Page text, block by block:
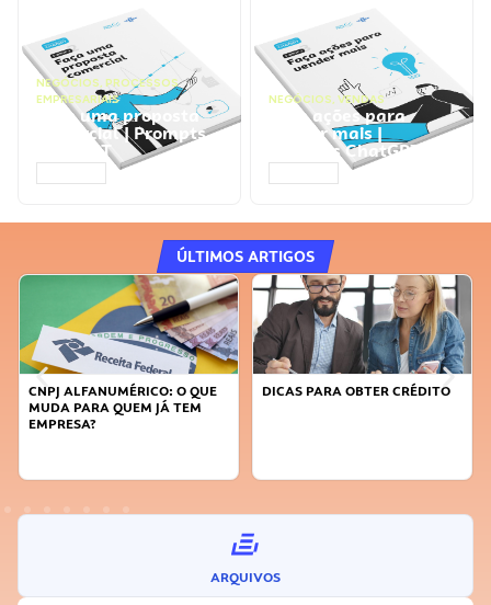
NEGÓCIOS, PROCESSOS
EMPRESARIAIS
Faça uma proposta
comercial | Prompts
ChatGPT
NEGÓCIOS, VENDAS
Faça ações para
vender mais |
Prompts ChatGPT
ÚLTIMOS ARTIGOS
CNPJ ALFANUMÉRICO: O QUE
MUDA PARA QUEM JÁ TEM
EMPRESA?
DICAS PARA OBTER CRÉDITO
ARQUIVOS